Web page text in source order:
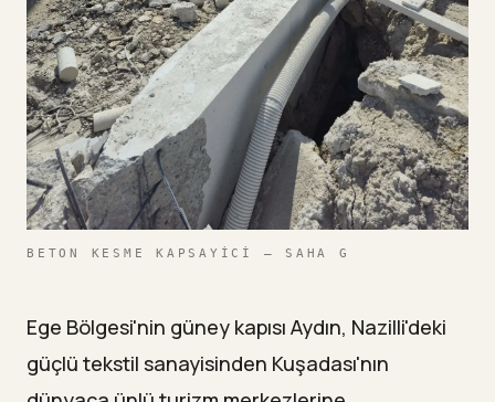
— Jeotermal Santrallerde Yüksek Sıcaklık Direnci
— Tekstil Fabrikalarında Titreşim Kontrolü
10 Aydın İlçelerindeki Hızlı Hizmet Organizasyonu
11 İklim ve Coğrafya Uyumlu Çözümler
— Kıyı Bölgesi Özel Protokolleri
— İç Bölge Sıcaklık Adaptasyonu
Çevre Dostu Teknolojiler
BETON KESME KAPSAYICI — SAHA G
Ege Bölgesi'nin güney kapısı Aydın, Nazilli'deki
güçlü tekstil sanayisinden Kuşadası'nın